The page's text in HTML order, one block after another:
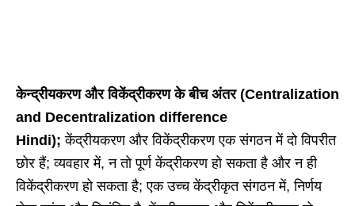
केन्द्रीयकरण और विकेंद्रीकरण के बीच अंतर (Centralization
and Decentralization difference
Hindi); केंद्रीयकरण और विकेंद्रीकरण एक संगठन में दो विपरीत
छोर हैं; व्यवहार में, न तो पूर्ण केंद्रीकरण हो सकता है और न ही
विकेंद्रीकरण हो सकता है; एक उच्च केंद्रीकृत संगठन में, निर्णय